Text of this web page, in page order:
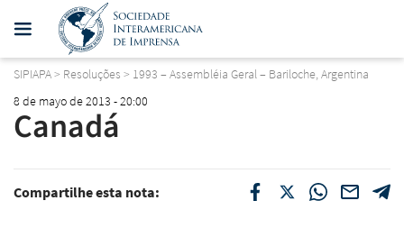
SIPIAPA> Resoluções > 1993 – Assembléia Geral – Bariloche, Argentina
8 de mayo de 2013 - 20:00
Canadá
Compartilhe esta nota: